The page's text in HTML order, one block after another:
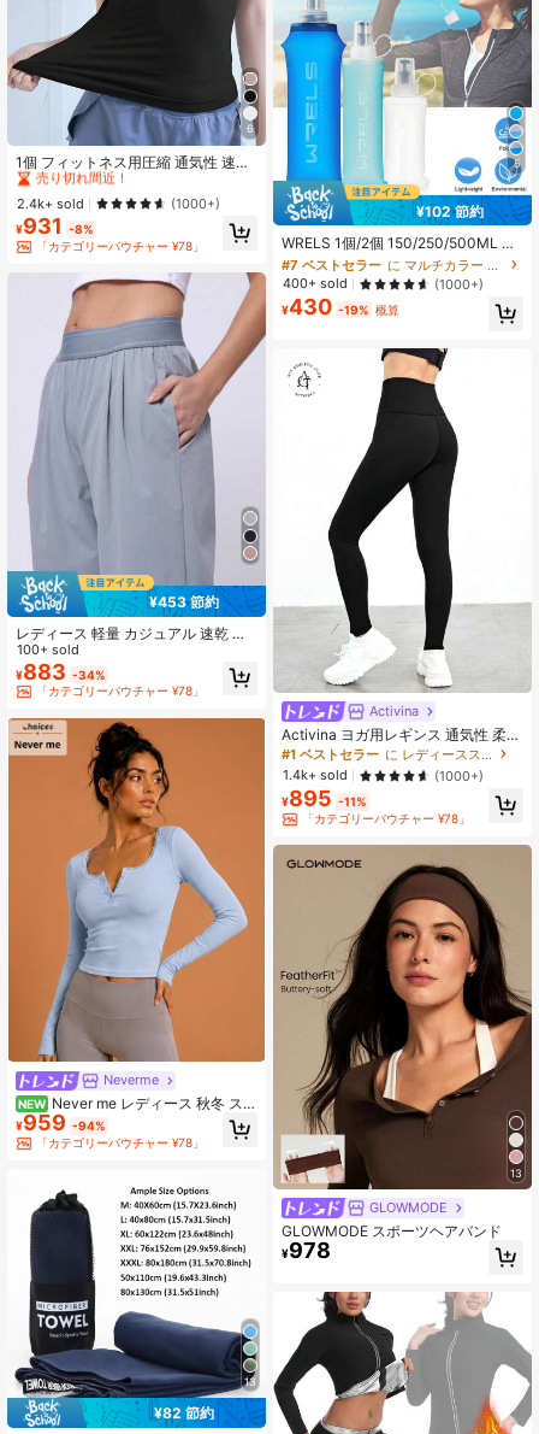
6
1個 フィットネス用圧縮 通気性 速乾
スポーツTシャツ ヨガ、ランニン
グ、ワークアウト用 フィットシャツ
ブラック 夏用
#1 ベストセラー
に リブニット レディーススポーツTシャツ＆タンクトップ
売り切れ間近！
#1 ベストセラー
売り切れ間近！
#1 ベストセラー
売り切れ間近！
#1 ベストセラー
に リブニット レディーススポーツTシャツ＆タンクトップ
売り切れ間近！
2.4k+ sold (1000+)
¥931 -8%
「カテゴリーバウチャー ¥78」
¥453 節約
レディース 軽量 カジュアル 速乾 ス
ポーツパンツ ポケット付き ゆったり
通気性 速乾 エクササイズパンツ ラ
ンニング・フィットネス向け
100+ sold
¥883 -34%
「カテゴリーバウチャー ¥78」
Neverme
NEW Never me レディース 秋冬 スポ
ーツ 長袖Tシャツ、レースパッチワ
ーク クルーネック、伸縮性のある快
適なフィットネス ヨガトップ、カジ
¥959 -94%
「カテゴリーバウチャー ¥78」
13
¥82 節約
5
¥102 節約
WRELS 1個/2個 150/250/500ML 軽
量折りたたみ式スクイーズウォータ
ーボトル、マラソンスポーツに適
し、ヒートプレス技術で作られ、無
臭の冷水ボトル
#7 ベストセラー
に マルチカラー ウォーターボトル
高リピート率
#7 ベストセラー
高リピート率
#7 ベストセラー
高リピート率
#7 ベストセラー
に マルチカラー ウォーターボトル
400+ sold (1000+)
¥430 -19% 概算
Activina
Activina ヨガ用レギンス 通気性 柔ら
かさ タミーコントロール スポーツタ
イツ 付き ワイドウエストバンド
#1 ベストセラー
に レディーススポーツレギンス
1.4k+ sold
(1000+)
¥895 -11%
「カテゴリーバウチャー ¥78」
13
GLOWMODE
GLOWMODE スポーツヘアバンド
¥978